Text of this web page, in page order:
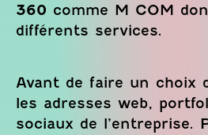
360 comme M COM
différents services.
Avant de faire un choix
les adresses web,
sociaux de l’entreprise.